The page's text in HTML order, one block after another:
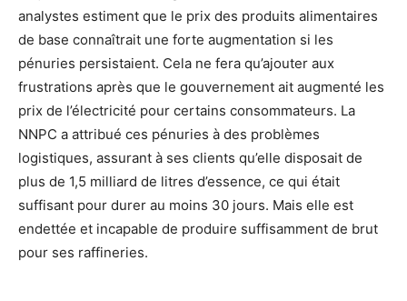
analystes estiment que le prix des produits alimentaires
de base connaîtrait une forte augmentation si les
pénuries persistaient. Cela ne fera qu’ajouter aux
frustrations après que le gouvernement ait augmenté les
prix de l’électricité pour certains consommateurs. La
NNPC a attribué ces pénuries à des problèmes
logistiques, assurant à ses clients qu’elle disposait de
plus de 1,5 milliard de litres d’essence, ce qui était
suffisant pour durer au moins 30 jours. Mais elle est
endettée et incapable de produire suffisamment de brut
pour ses raffineries.